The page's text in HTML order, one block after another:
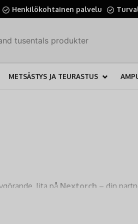
Henkilökohtainen palvelu
METSÄSTYS JA TEURASTUS
lita på Nextorch – din
utvalda för att möta de